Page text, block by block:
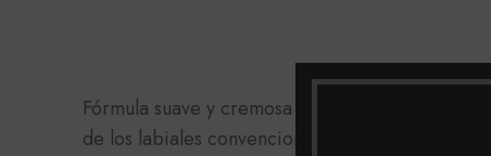
Fórmula suave y cremosa en diez tonos
de los labiales convencionales